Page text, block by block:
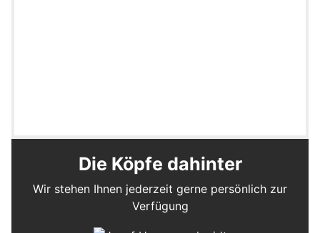
Die Köpfe dahinter
Wir stehen Ihnen jederzeit gerne persönlich zur
Verfügung